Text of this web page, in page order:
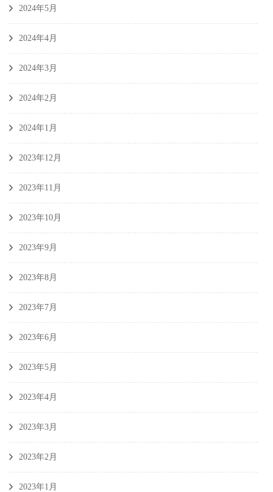
2024年5月
2024年4月
2024年3月
2024年2月
2024年1月
2023年12月
2023年11月
2023年10月
2023年9月
2023年8月
2023年7月
2023年6月
2023年5月
2023年4月
2023年3月
2023年2月
2023年1月